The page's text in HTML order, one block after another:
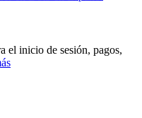
el inicio de sesión, pagos,